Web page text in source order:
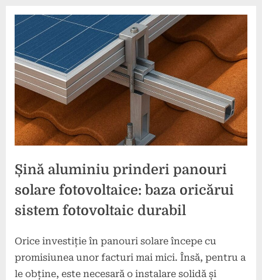
Șină aluminiu prinderi panouri
solare fotovoltaice: baza oricărui
sistem fotovoltaic durabil
Posted
on
24
decembrie
2025
By
comunicat
Orice investiție în panouri solare începe cu
promisiunea unor facturi mai mici. Însă, pentru a
le obține, este necesară o instalare solidă și